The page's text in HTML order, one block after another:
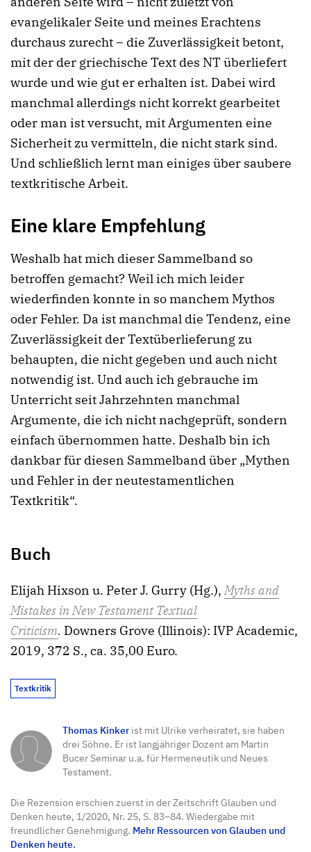
evangelikaler Seite und meines Erachtens
durchaus zurecht – die Zuverlässigkeit betont,
mit der der griechische Text des NT überliefert
wurde und wie gut er erhalten ist. Dabei wird
manchmal allerdings nicht korrekt gearbeitet
oder man ist versucht, mit Argumenten eine
Sicherheit zu vermitteln, die nicht stark sind.
Und schließlich lernt man einiges über saubere
textkritische Arbeit.
Eine klare Empfehlung
Weshalb hat mich dieser Sammelband so
betroffen gemacht? Weil ich mich leider
wiederfinden konnte in so manchem Mythos
oder Fehler. Da ist manchmal die Tendenz, eine
Zuverlässigkeit der Textüberlieferung zu
behaupten, die nicht gegeben und auch nicht
notwendig ist. Und auch ich gebrauche im
Unterricht seit Jahrzehnten manchmal
Argumente, die ich nicht nachgeprüft, sondern
einfach übernommen hatte. Deshalb bin ich
dankbar für diesen Sammelband über „Mythen
und Fehler in der neutestamentlichen
Textkritik“.
Buch
Elijah Hixson u. Peter J. Gurry (Hg.),Myths and
Mistakes in New Testament Textual
Criticism. Downers Grove (Illinois): IVP Academic,
2019, 372 S., ca. 35,00 Euro.
Textkritik
Thomas Kinkerist mit Ulrike verheiratet, sie haben
drei Söhne. Er ist langjähriger Dozent am Martin
Bucer Seminar u.a. für Hermeneutik und Neues
Testament.
Die Rezension erschien zuerst in der Zeitschrift Glauben und
Denken heute, 1/2020, Nr. 25, S. 83–84. Wiedergabe mit
freundlicher Genehmigung. Mehr Ressourcen von Glauben und
Denken heute.